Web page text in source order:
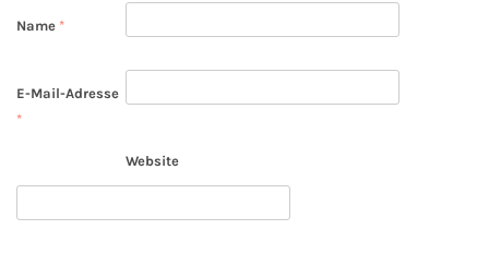
Name *
E-Mail-Adresse
*
Website